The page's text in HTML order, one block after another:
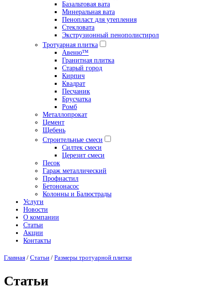
Базальтовая вата
Минеральная вата
Пенопласт для утепления
Стекловата
Экструзионный пенополистирол
Тротуарная плитка
Авеню™
Гранитная плитка
Старый город
Кирпич
Квадрат
Песчаник
Брусчатка
Ромб
Металлопрокат
Цемент
Щебень
Строительные смеси
Силтек смеси
Церезит смеси
Песок
Гараж металлический
Профнастил
Бетононасос
Колонны и Балюстрады
Услуги
Новости
О компании
Статьи
Акции
Контакты
Главная / Статьи / Размеры тротуарной плитки
Статьи